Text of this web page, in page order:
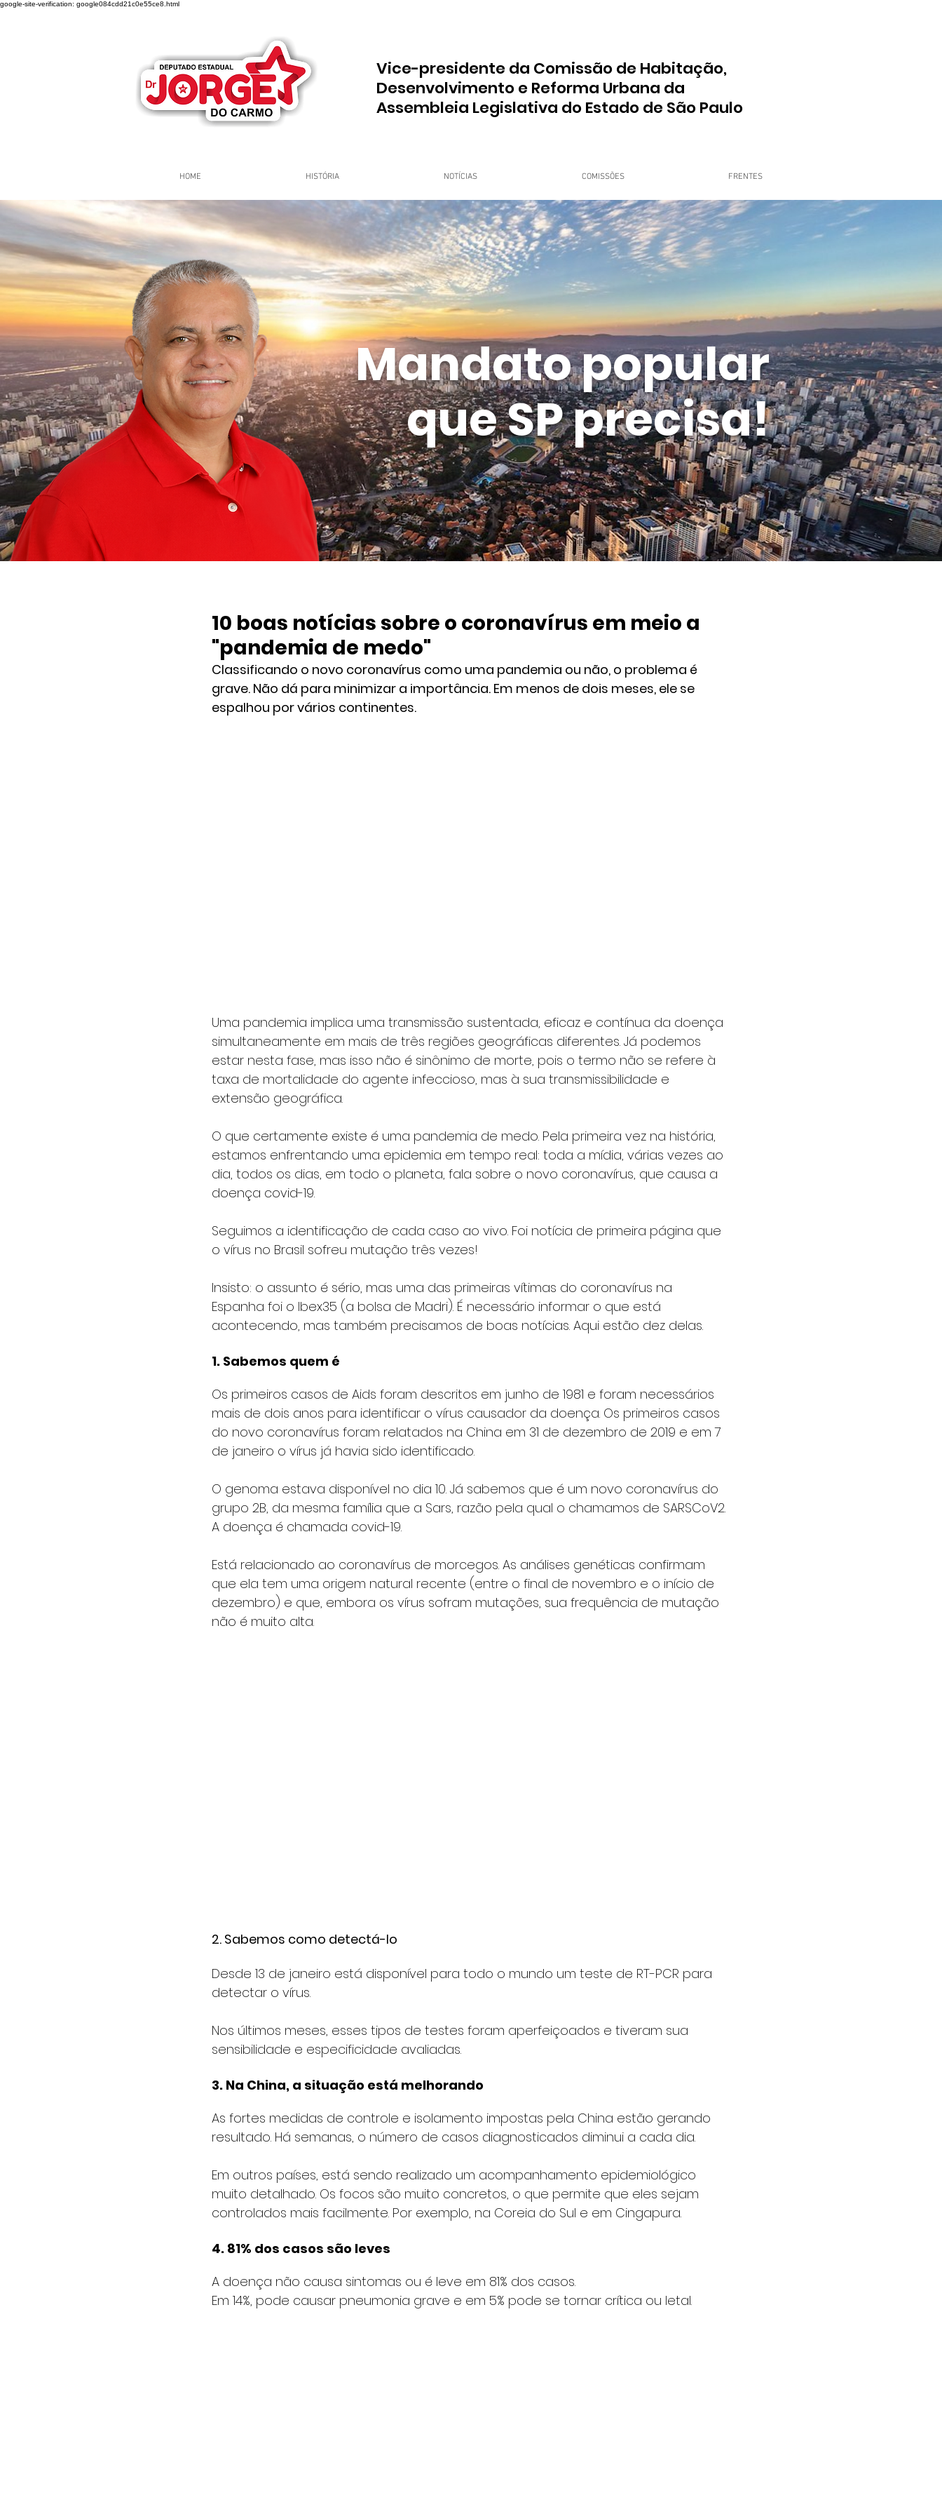
google-site-verification: google084cdd21c0e55ce8.html
Vice-presidente da Comissão de Habitação,
Desenvolvimento e Reforma Urbana da
Assembleia Legislativa do Estado de São Paulo
HOME HISTÓRIA NOTÍCIAS COMISSÕES FRENTES
10 boas notícias sobre o coronavírus em meio a
"pandemia de medo"
Classificando o novo coronavírus como uma pandemia ou não, o problema é
grave. Não dá para minimizar a importância. Em menos de dois meses, ele se
espalhou por vários continentes.
Uma pandemia implica uma transmissão sustentada, eficaz e contínua da doença
simultaneamente em mais de três regiões geográficas diferentes. Já podemos
estar nesta fase, mas isso não é sinônimo de morte, pois o termo não se refere à
taxa de mortalidade do agente infeccioso, mas à sua transmissibilidade e
extensão geográfica.
O que certamente existe é uma pandemia de medo. Pela primeira vez na história,
estamos enfrentando uma epidemia em tempo real: toda a mídia, várias vezes ao
dia, todos os dias, em todo o planeta, fala sobre o novo coronavírus, que causa a
doença covid-19.
Seguimos a identificação de cada caso ao vivo. Foi notícia de primeira página que
o vírus no Brasil sofreu mutação três vezes!
Insisto: o assunto é sério, mas uma das primeiras vítimas do coronavírus na
Espanha foi o Ibex35 (a bolsa de Madri). É necessário informar o que está
acontecendo, mas também precisamos de boas notícias. Aqui estão dez delas.
1. Sabemos quem é
Os primeiros casos de Aids foram descritos em junho de 1981 e foram necessários
mais de dois anos para identificar o vírus causador da doença. Os primeiros casos
do novo coronavírus foram relatados na China em 31 de dezembro de 2019 e em 7
de janeiro o vírus já havia sido identificado.
O genoma estava disponível no dia 10. Já sabemos que é um novo coronavírus do
grupo 2B, da mesma família que a Sars, razão pela qual o chamamos de SARSCoV2.
A doença é chamada covid-19.
Está relacionado ao coronavírus de morcegos. As análises genéticas confirmam
que ela tem uma origem natural recente (entre o final de novembro e o início de
dezembro) e que, embora os vírus sofram mutações, sua frequência de mutação
não é muito alta.
2. Sabemos como detectá-lo
Desde 13 de janeiro está disponível para todo o mundo um teste de RT-PCR para
detectar o vírus.
Nos últimos meses, esses tipos de testes foram aperfeiçoados e tiveram sua
sensibilidade e especificidade avaliadas.
3. Na China, a situação está melhorando
As fortes medidas de controle e isolamento impostas pela China estão gerando
resultado. Há semanas, o número de casos diagnosticados diminui a cada dia.
Em outros países, está sendo realizado um acompanhamento epidemiológico
muito detalhado. Os focos são muito concretos, o que permite que eles sejam
controlados mais facilmente. Por exemplo, na Coreia do Sul e em Cingapura.
4. 81% dos casos são leves
A doença não causa sintomas ou é leve em 81% dos casos.
Em 14%, pode causar pneumonia grave e em 5% pode se tornar crítica ou letal.
Mandato popular
que SP precisa!